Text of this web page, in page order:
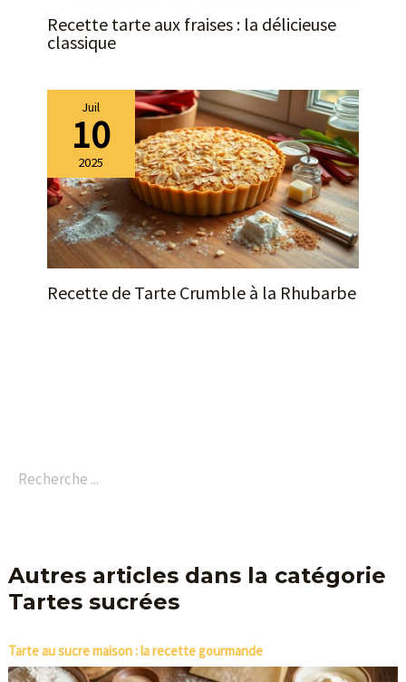
et sans BPA, sans arrière-
goût métallique, vous
passent au lave-vaisselle.
Recette tarte aux fraises : la délicieuse
classique
Juil
10
2025
Recette de Tarte Crumble à la Rhubarbe
Autres articles dans la catégorie
Tartes sucrées
Tarte au sucre maison : la recette gourmande